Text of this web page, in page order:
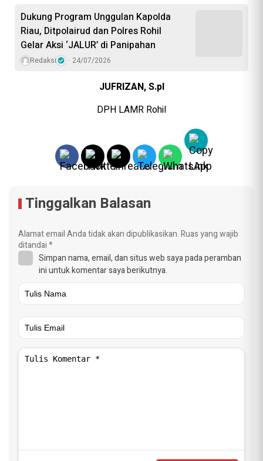
Dukung Program Unggulan Kapolda
Riau, Ditpolairud dan Polres Rohil
Gelar Aksi ‘JALUR’ di Panipahan
Redaksi 24/07/2026
JUFRIZAN, S.pI
DPH LAMR Rohil
Tinggalkan Balasan
Alamat email Anda tidak akan dipublikasikan.Ruas yang wajib
ditandai*
Simpan nama, email, dan situs web saya pada peramban
ini untuk komentar saya berikutnya.